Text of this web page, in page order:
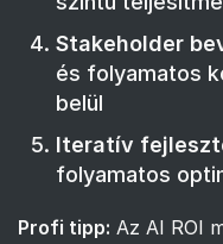
Stakeholder
és folyamatos
belül
Iteratív
folyamatos
Profi tipp: Az AI ROI